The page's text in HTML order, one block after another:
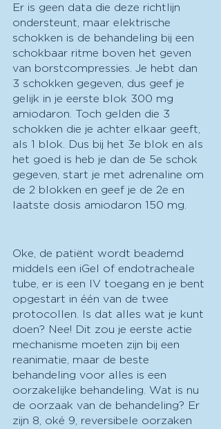
Er is geen data die deze richtlijn
ondersteunt, maar elektrische
schokken is de behandeling bij een
schokbaar ritme boven het geven
van borstcompressies. Je hebt dan
3 schokken gegeven, dus geef je
gelijk in je eerste blok 300 mg
amiodaron. Toch gelden die 3
schokken die je achter elkaar geeft,
als 1 blok. Dus bij het 3e blok en als
het goed is heb je dan de 5e schok
gegeven, start je met adrenaline om
de 2 blokken en geef je de 2e en
laatste dosis amiodaron 150 mg.
Oke, de patiënt wordt beademd
middels een iGel of endotracheale
tube, er is een IV toegang en je bent
opgestart in één van de twee
protocollen. Is dat alles wat je kunt
doen? Nee! Dit zou je eerste actie
mechanisme moeten zijn bij een
reanimatie, maar de beste
behandeling voor alles is een
oorzakelijke behandeling. Wat is nu
de oorzaak van de behandeling? Er
zijn 8, oké 9, reversibele oorzaken